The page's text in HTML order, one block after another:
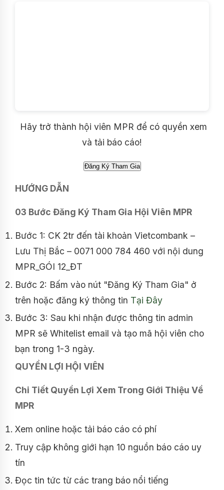
Hãy trở thành hội viên MPR để có quyền xem
và tải báo cáo!
HƯỚNG DẪN
03 Bước Đăng Ký Tham Gia Hội Viên MPR
Bước 1: CK 2tr đến tài khoản Vietcombank –
Lưu Thị Bắc – 0071 000 784 460 với nội dung
MPR_GÓI 12_ĐT
Bước 2: Bấm vào nút "Đăng Ký Tham Gia" ở
trên hoặc đăng ký thông tin Tại Đây
Bước 3: Sau khi nhận được thông tin admin
MPR sẽ Whitelist email và tạo mã hội viên cho
bạn trong 1-3 ngày.
QUYỀN LỢI HỘI VIÊN
Chi Tiết Quyền Lợi Xem Trong Giới Thiệu Về
MPR
Xem online hoặc tải báo cáo có phí
Truy cập không giới hạn 10 nguồn báo cáo uy
tín
Đọc tin tức từ các trang báo nổi tiếng